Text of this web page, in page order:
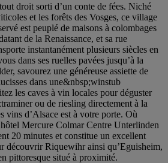
droit sorti d’un conte de fées. Niché
et les forêts des Vosges, ce village
est peuplé de maisons à colombages
de la Renaissance, et sa rue
instantanément plusieurs siècles en
dans ses ruelles pavées jusqu’à la
savourez une généreuse assiette de
dans une&nbsp;winstub
les caves à vin locales pour déguster
ou de riesling directement à la
vins d’Alsace est à votre porte. Où
Mercure Colmar Centre Unterlinden
20 minutes et constitue un excellent
découvrir Riquewihr ainsi qu’Eguisheim,
pittoresque situé à proximité.